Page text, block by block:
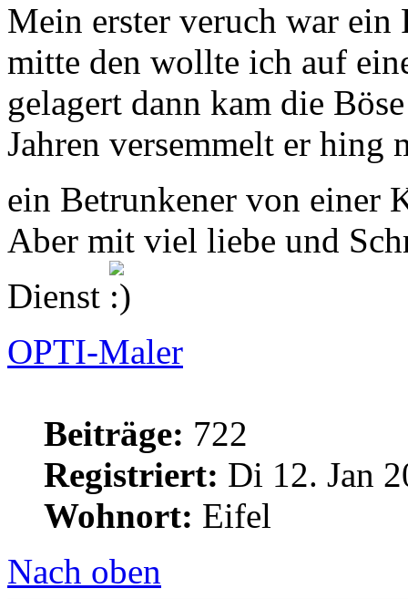
Mein erster veruch war ein
mitte den wollte ich auf
gelagert dann kam die
Jahren versemmelt er hing
ein Betrunkener von einer
Aber mit viel liebe und
Dienst
OPTI-Maler
Beiträge: 722
Registriert: Di 12. Jan
Wohnort: Eifel
Nach oben